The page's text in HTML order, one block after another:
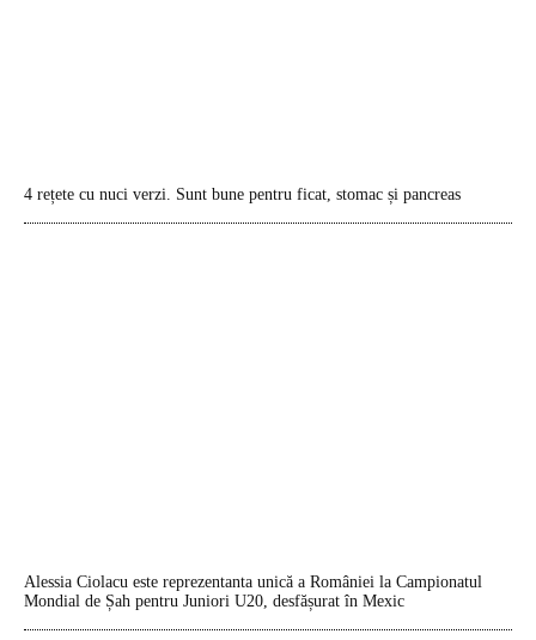
4 rețete cu nuci verzi. Sunt bune pentru ficat, stomac și pancreas
Alessia Ciolacu este reprezentanta unică a României la Campionatul
Mondial de Șah pentru Juniori U20, desfășurat în Mexic